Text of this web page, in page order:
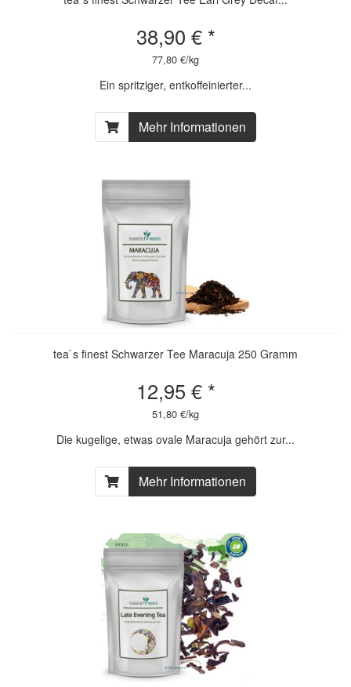
38,90 € *
77,80 €/kg
Ein spritziger, entkoffeinierter...
Mehr Informationen
tea`s finest Schwarzer Tee Maracuja 250 Gramm
12,95 € *
51,80 €/kg
Die kugelige, etwas ovale Maracuja gehört zur...
Mehr Informationen